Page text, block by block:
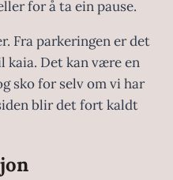
for å ta ein pause.
Fra parkeringen er det
kaia. Det kan være en
sko for selv om vi har
blir det fort kaldt